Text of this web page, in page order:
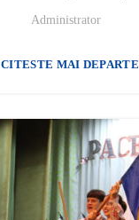
Administrator
CITESTE MAI DEPARTE